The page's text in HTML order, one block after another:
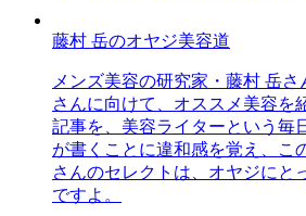
藤村 岳のオヤジ美容道
メンズ美容の研究家・藤村 岳
さんに向けて、オススメ美容を
記事を、美容ライターという毎
が書くことに違和感を覚え、こ
さんのセレクトは、オヤジにと
ですよ。